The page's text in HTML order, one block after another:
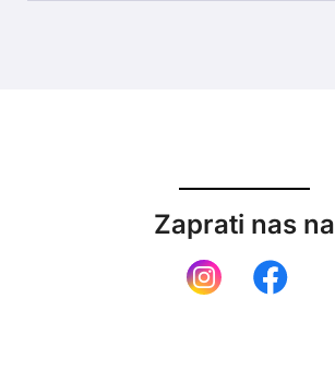
Please leave this field empty.
Zaprati nas na